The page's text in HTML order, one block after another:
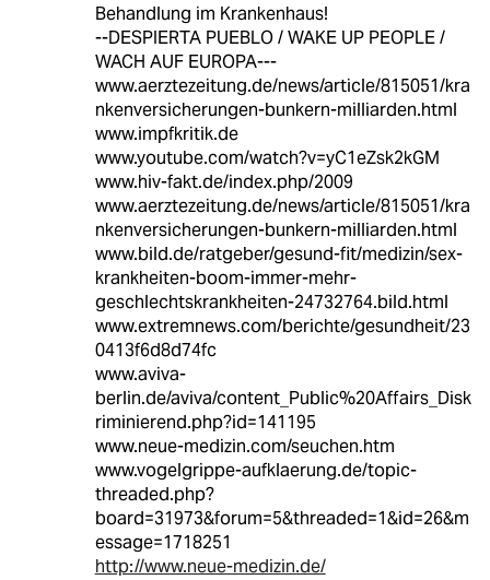
Behandlung im Krankenhaus!
--DESPIERTA PUEBLO / WAKE UP PEOPLE /
WACH AUF EUROPA---
www.aerztezeitung.de/news/article/815051/kra
nkenversicherungen-bunkern-milliarden.html
www.impfkritik.de
www.youtube.com/watch?v=yC1eZsk2kGM
www.hiv-fakt.de/index.php/2009
www.aerztezeitung.de/news/article/815051/kra
nkenversicherungen-bunkern-milliarden.html
www.bild.de/ratgeber/gesund-fit/medizin/sex-
krankheiten-boom-immer-mehr-
geschlechtskrankheiten-24732764.bild.html
www.extremnews.com/berichte/gesundheit/23
0413f6d8d74fc
www.aviva-
berlin.de/aviva/content_Public%20Affairs_Disk
riminierend.php?id=141195
www.neue-medizin.com/seuchen.htm
www.vogelgrippe-aufklaerung.de/topic-
threaded.php?
board=31973&forum=5&threaded=1&id=26&m
essage=1718251
http://www.neue-medizin.de/